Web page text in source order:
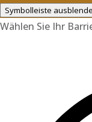
Symbolleiste
Wählen Sie Ihr